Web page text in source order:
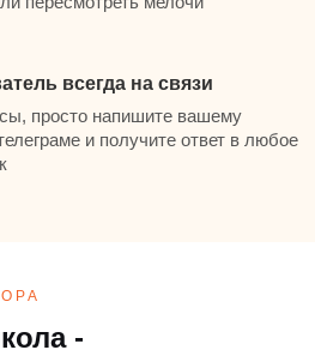
всегда на связи
просто напишите вашему
и получите ответ в любое
-